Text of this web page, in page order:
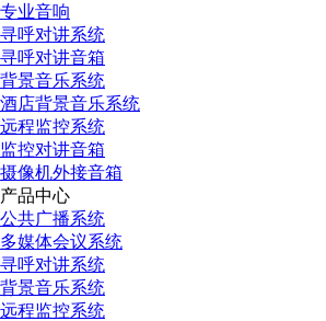
专业音响
寻呼对讲系统
寻呼对讲音箱
背景音乐系统
酒店背景音乐系统
远程监控系统
监控对讲音箱
摄像机外接音箱
产品中心
公共广播系统
多媒体会议系统
寻呼对讲系统
背景音乐系统
远程监控系统